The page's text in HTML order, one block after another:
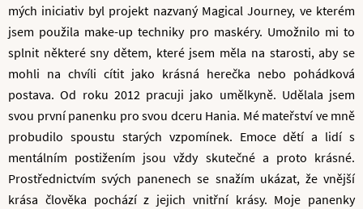
mých iniciativ byl projekt nazvaný Magical Journey, ve kterém
jsem použila make-up techniky pro maskéry. Umožnilo mi to
splnit některé sny dětem, které jsem měla na starosti, aby se
mohli na chvíli cítit jako krásná herečka nebo pohádková
postava. Od roku 2012 pracuji jako umělkyně. Udělala jsem
svou první panenku pro svou dceru Hania. Mé mateřství ve mně
probudilo spoustu starých vzpomínek. Emoce dětí a lidí s
mentálním postižením jsou vždy skutečné a proto krásné.
Prostřednictvím svých panenech se snažím ukázat, že vnější
krása člověka pochází z jejich vnitřní krásy. Moje panenky